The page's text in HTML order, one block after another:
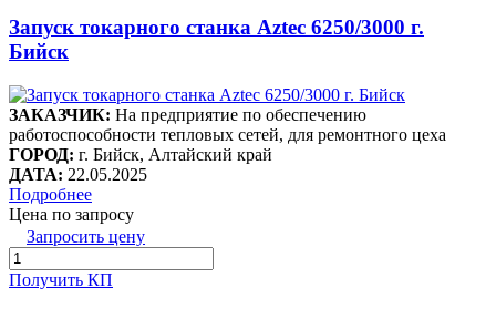
Запуск токарного станка Aztec 6250/3000 г.
Бийск
ЗАКАЗЧИК: На предприятие по обеспечению
работоспособности тепловых сетей, для ремонтного цеха
ГОРОД: г. Бийск, Алтайский край
ДАТА: 22.05.2025
Подробнее
Цена по запросу
Запросить цену
Получить КП